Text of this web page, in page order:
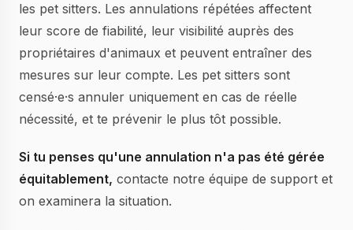
les pet sitters. Les annulations répétées affectent
leur score de fiabilité, leur visibilité auprès des
propriétaires d'animaux et peuvent entraîner des
mesures sur leur compte. Les pet sitters sont
censé·e·s annuler uniquement en cas de réelle
nécessité, et te prévenir le plus tôt possible.
Si tu penses qu'une annulation n'a pas été gérée
équitablement, contacte notre équipe de support et
on examinera la situation.